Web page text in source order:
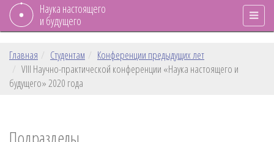
Наука настоящего
и будущего
Главная Студентам
Конференции предыдущих лет
VIII Научно-практической конференции «Наука настоящего и
будущего» 2020 года